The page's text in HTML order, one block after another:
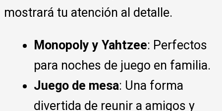
mostrará tu atención al detalle.
Monopoly y Yahtzee: Perfectos
para noches de juego en familia.
Juego de mesa: Una forma
divertida de reunir a amigos y